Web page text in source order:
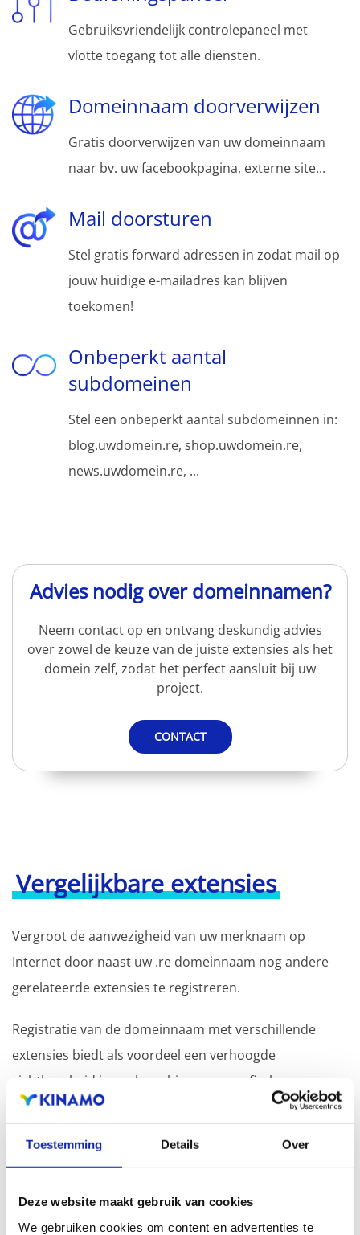
Toestemming Details Over
Deze website maakt gebruik van cookies
We gebruiken cookies om content en advertenties te
Gebruiksvriendelijk controlepaneel met
vlotte toegang tot alle diensten.
Domeinnaam doorverwijzen
Gratis doorverwijzen van uw domeinnaam
naar bv. uw facebookpagina, externe site...
Mail doorsturen
Stel gratis forward adressen in zodat mail op
jouw huidige e-mailadres kan blijven
toekomen!
Onbeperkt aantal
subdomeinen
Stel een onbeperkt aantal subdomeinnen in:
blog.uwdomein.re, shop.uwdomein.re,
news.uwdomein.re, ...
Advies nodig over domeinnamen?
Neem contact op en ontvang deskundig advies
over zowel de keuze van de juiste extensies als het
domein zelf, zodat het perfect aansluit bij uw
project.
CONTACT
Vergelijkbare extensies
Vergroot de aanwezigheid van uw merknaam op
Internet door naast uw .re domeinnaam nog andere
gerelateerde extensies te registreren.
Registratie van de domeinnaam met verschillende
extensies biedt als voordeel een verhoogde
zichtbaarheid in zoekmachines, geografische
aanwezigheid en verbeterde aanwezigheid bij lokale